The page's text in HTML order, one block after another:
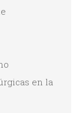
en la